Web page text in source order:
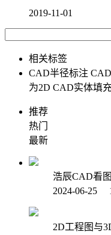
2019-11-01
相关标签
CAD半径标注
为2D CAD实体填
推荐
热门
最新
浩辰CAD看
2024-06-25
2D工程图与